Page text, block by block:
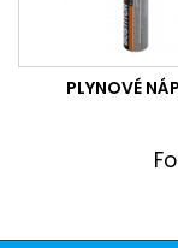
PLYNOVÉ